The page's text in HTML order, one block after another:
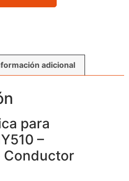
adicional
para
–
Conductor